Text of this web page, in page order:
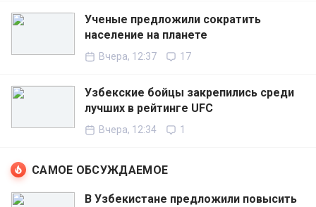
Ученые предложили сократить
население на планете
Вчера, 12:37 17
Узбекские бойцы закрепились среди
лучших в рейтинге UFC
Вчера, 12:34 1
САМОЕ ОБСУЖДАЕМОЕ
В Узбекистане предложили повысить